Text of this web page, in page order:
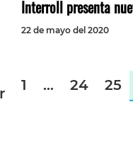
Interroll presenta
22 de mayo del 2020
1 … 24 25